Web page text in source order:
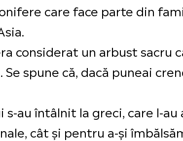
care face parte din
considerat un arbust sacru
spune că, dacă puneai
au întâlnit la greci, care l-au
cât și pentru a-și